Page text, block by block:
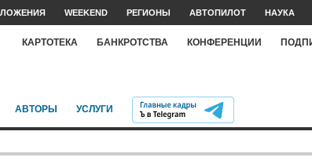
WEEKEND РЕГИОНЫ АВТОПИЛОТ НАУКА
КАРТОТЕКА БАНКРОТСТВА КОНФЕРЕНЦИИ
АВТОРЫ УСЛУГИ